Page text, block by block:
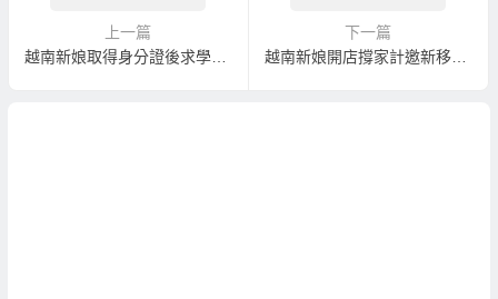
上一篇
越南新娘取得身分證後求學反被處罰！？
下一篇
越南新娘開店撐家計邀新移民齊打拚